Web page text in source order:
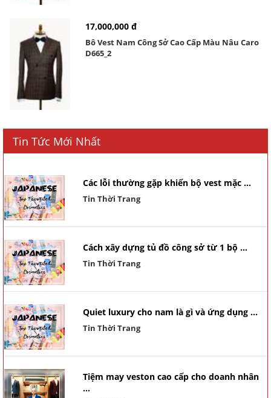
17,000,000 đ
Bô Vest Nam Công Sở Cao Cấp Màu Nâu Caro
D665_2
Tin Tức Mới Nhất
Các lỗi thường gặp khiến bộ vest mặc ...
Tin Thời Trang
Cách xây dựng tủ đồ công sở từ 1 bộ ...
Tin Thời Trang
Quiet luxury cho nam là gì và ứng dụng ...
Tin Thời Trang
Tiệm may veston cao cấp cho doanh nhân
...